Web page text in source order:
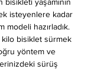
isteyenlere kadar
hazırladık.
bisiklet sürmek
yöntem ve
sürüş